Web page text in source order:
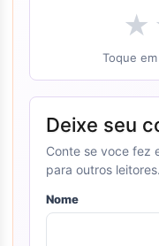
★
Toque
Deixe seu
Conte se voce fez
para outros leitores.
Nome